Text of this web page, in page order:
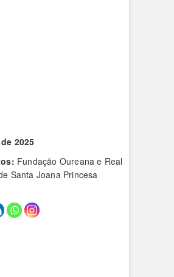
2025
Fundação Oureana e Real
Santa Joana Princesa